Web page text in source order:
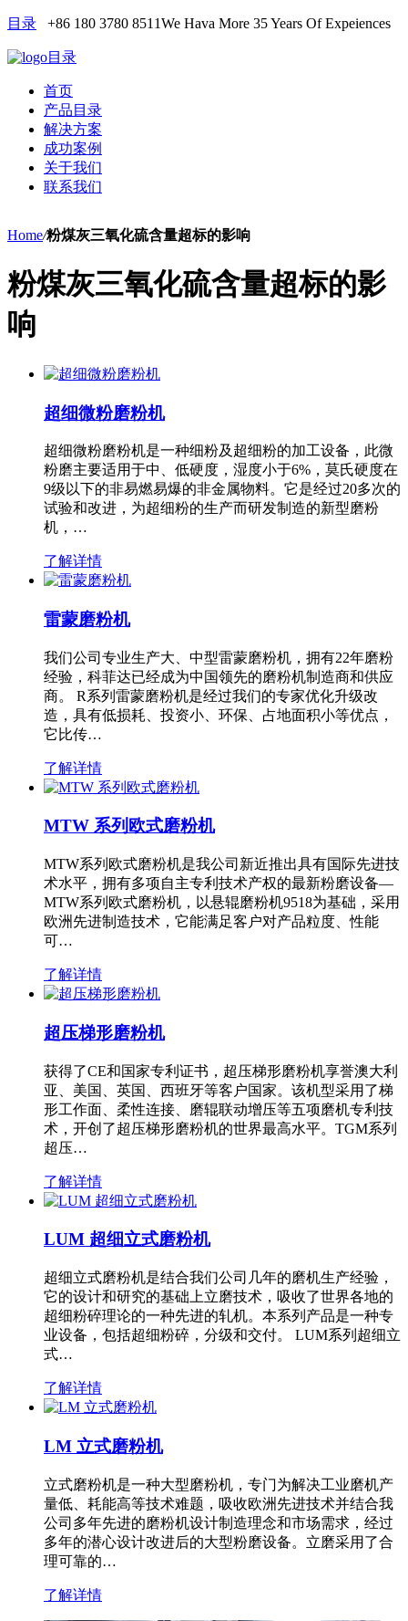
目录 +86 180 3780 8511We Hava More 35 Years Of Expeiences
目录
首页
产品目录
解决方案
成功案例
关于我们
联系我们
Home/粉煤灰三氧化硫含量超标的影响
粉煤灰三氧化硫含量超标的影
响
超细微粉磨粉机
超细微粉磨粉机是一种细粉及超细粉的加工设备，此微
粉磨主要适用于中、低硬度，湿度小于6%，莫氏硬度在
9级以下的非易燃易爆的非金属物料。它是经过20多次的
试验和改进，为超细粉的生产而研发制造的新型磨粉
机，…
了解详情
雷蒙磨粉机
我们公司专业生产大、中型雷蒙磨粉机，拥有22年磨粉
经验，科菲达已经成为中国领先的磨粉机制造商和供应
商。 R系列雷蒙磨粉机是经过我们的专家优化升级改
造，具有低损耗、投资小、环保、占地面积小等优点，
它比传…
了解详情
MTW 系列欧式磨粉机
MTW系列欧式磨粉机是我公司新近推出具有国际先进技
术水平，拥有多项自主专利技术产权的最新粉磨设备—
MTW系列欧式磨粉机，以悬辊磨粉机9518为基础，采用
欧洲先进制造技术，它能满足客户对产品粒度、性能
可…
了解详情
超压梯形磨粉机
获得了CE和国家专利证书，超压梯形磨粉机享誉澳大利
亚、美国、英国、西班牙等客户国家。该机型采用了梯
形工作面、柔性连接、磨辊联动增压等五项磨机专利技
术，开创了超压梯形磨粉机的世界最高水平。TGM系列
超压…
了解详情
LUM 超细立式磨粉机
超细立式磨粉机是结合我们公司几年的磨机生产经验，
它的设计和研究的基础上立磨技术，吸收了世界各地的
超细粉碎理论的一种先进的轧机。本系列产品是一种专
业设备，包括超细粉碎，分级和交付。 LUM系列超细立
式…
了解详情
LM 立式磨粉机
立式磨粉机是一种大型磨粉机，专门为解决工业磨机产
量低、耗能高等技术难题，吸收欧洲先进技术并结合我
公司多年先进的磨粉机设计制造理念和市场需求，经过
多年的潜心设计改进后的大型粉磨设备。立磨采用了合
理可靠的…
了解详情